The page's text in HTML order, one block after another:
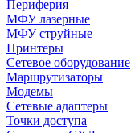
Периферия
МФУ лазерные
МФУ струйные
Принтеры
Сетевое оборудование
Маршрутизаторы
Модемы
Сетевые адаптеры
Точки доступа